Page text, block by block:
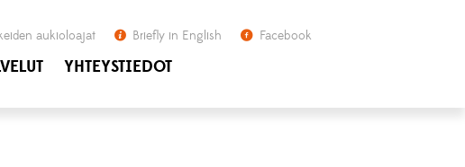
aukioloajat Briefly in English Facebook
YHTEYSTIEDOT